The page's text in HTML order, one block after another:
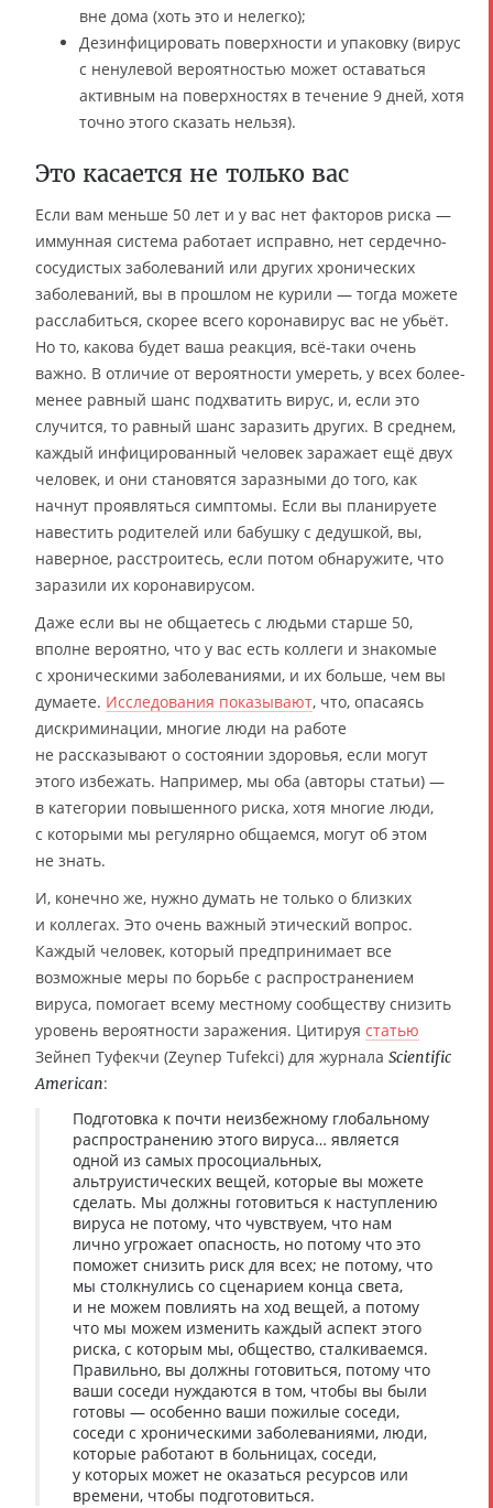
вне дома (хоть это и нелегко);
Дезинфицировать поверхности и упаковку (вирус
с ненулевой вероятностью может оставаться
активным на поверхностях в течение 9 дней, хотя
точно этого сказать нельзя).
Это касается не только вас
Если вам меньше 50 лет и у вас нет факторов риска —
иммунная система работает исправно, нет сердечно-
сосудистых заболеваний или других хронических
заболеваний, вы в прошлом не курили — тогда можете
расслабиться, скорее всего коронавирус вас не убьёт.
Но то, какова будет ваша реакция, всё-таки очень
важно. В отличие от вероятности умереть, у всех более-
менее равный шанс подхватить вирус, и, если это
случится, то равный шанс заразить других. В среднем,
каждый инфицированный человек заражает ещё двух
человек, и они становятся заразными до того, как
начнут проявляться симптомы. Если вы планируете
навестить родителей или бабушку с дедушкой, вы,
наверное, расстроитесь, если потом обнаружите, что
заразили их коронавирусом.
Даже если вы не общаетесь с людьми старше 50,
вполне вероятно, что у вас есть коллеги и знакомые
с хроническими заболеваниями, и их больше, чем вы
думаете. Исследования показывают, что, опасаясь
дискриминации, многие люди на работе
не рассказывают о состоянии здоровья, если могут
этого избежать. Например, мы оба (авторы статьи) —
в категории повышенного риска, хотя многие люди,
с которыми мы регулярно общаемся, могут об этом
не знать.
И, конечно же, нужно думать не только о близких
и коллегах. Это очень важный этический вопрос.
Каждый человек, который предпринимает все
возможные меры по борьбе с распространением
вируса, помогает всему местному сообществу снизить
уровень вероятности заражения. Цитируя статью
Зейнеп Туфекчи (Zeynep Tufekci) для журнала Scientific
American:
Подготовка к почти неизбежному глобальному
распространению этого вируса… является
одной из самых просоциальных,
альтруистических вещей, которые вы можете
сделать. Мы должны готовиться к наступлению
вируса не потому, что чувствуем, что нам
лично угрожает опасность, но потому что это
поможет снизить риск для всех; не потому, что
мы столкнулись со сценарием конца света,
и не можем повлиять на ход вещей, а потому
что мы можем изменить каждый аспект этого
риска, с которым мы, общество, сталкиваемся.
Правильно, вы должны готовиться, потому что
ваши соседи нуждаются в том, чтобы вы были
готовы — особенно ваши пожилые соседи,
соседи с хроническими заболеваниями, люди,
которые работают в больницах, соседи,
у которых может не оказаться ресурсов или
времени, чтобы подготовиться.